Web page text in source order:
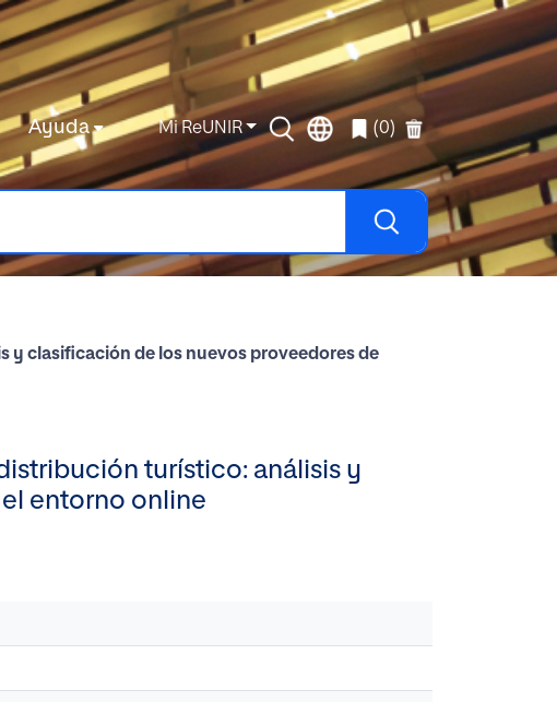
Ayuda Mi ReUNIR (0)
y clasificación de los nuevos proveedores de
turístico: análisis y
entorno online